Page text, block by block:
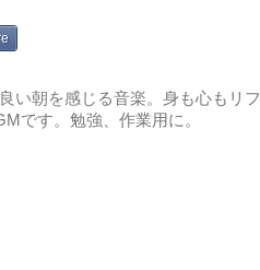
い朝を感じる音楽。身も心もリ
です。勉強、作業用に。